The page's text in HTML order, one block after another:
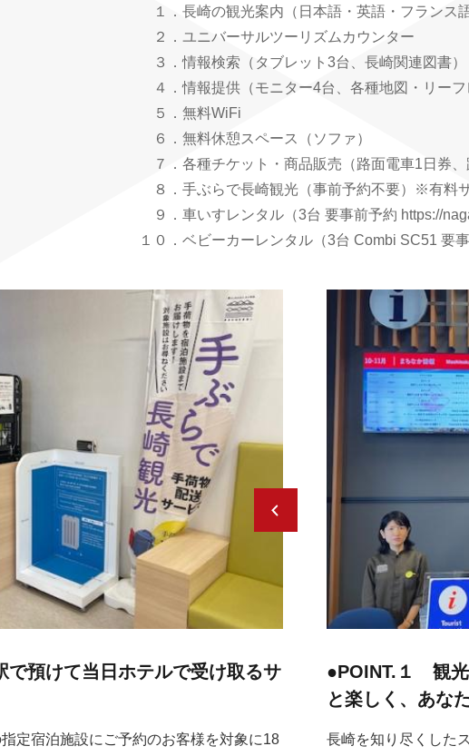
１．長崎の観光案内（日本語・英語・フランス語
２．ユニバーサルツーリズムカウンター
３．情報検索（タブレット3台、長崎関連図書）
４．情報提供（モニター4台、各種地図・リーフ
５．無料WiFi
６．無料休憩スペース（ソファ）
７．各種チケット・商品販売（路面電車1日券
８．手ぶらで長崎観光（事前予約不要）※有料
９．車いすレンタル（3台 要事前予約 https://
１０．ベビーカーレンタル（3台 Combi SC51 要
で預けて当日ホテルで受け取るサ
定宿泊施設にご予約のお客様を対象に18
●POINT.１ 観光
と楽しく、あな
長崎を知り尽くした